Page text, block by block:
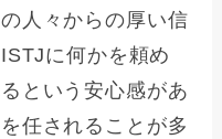
人々からの厚い信
に何かを頼め
という安心感があ
任されることが多